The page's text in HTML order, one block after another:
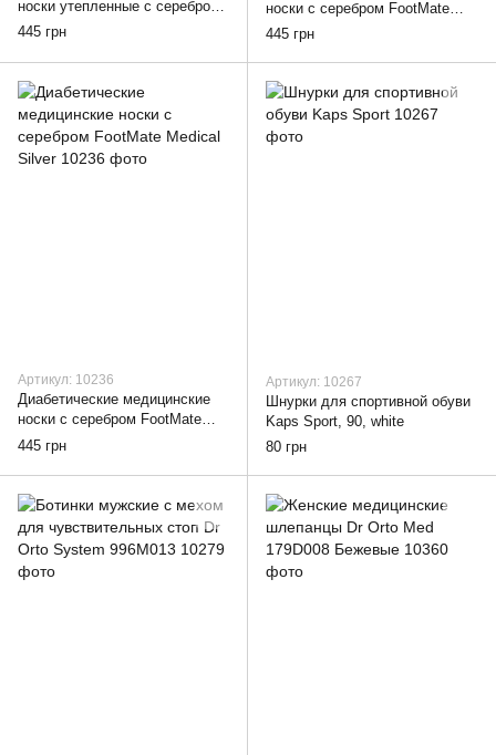
носки утепленные с серебром
FootMate Medical Thermo AG +,
445 грн
носки с серебром FootMate
Medical Bamboo AG +, black,
36-38
445 грн
Артикул: 10236
Диабетические медицинские
носки с серебром FootMate
Medical Silver, black, 39-41
445 грн
Артикул: 10267
Шнурки для спортивной обуви
Kaps Sport, 90, white
80 грн